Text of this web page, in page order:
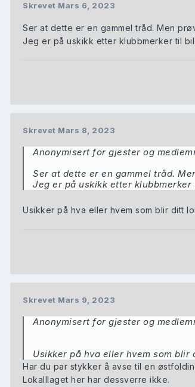
Skrevet Mars 6, 2023
Ser at dette er en gammel tråd. Men
Jeg er på uskikk etter klubbmerker til
Skrevet Mars 8, 2023
Anonymisert for gjester og
Ser at dette er en gammel tråd.
Jeg er på uskikk etter
Usikker på hva eller hvem som blir ditt
Skrevet Mars 9, 2023
Anonymisert for gjester og
Usikker på hva eller hvem som
Har du par stykker å avse til en
Lokalllaget her har dessverre ikke.